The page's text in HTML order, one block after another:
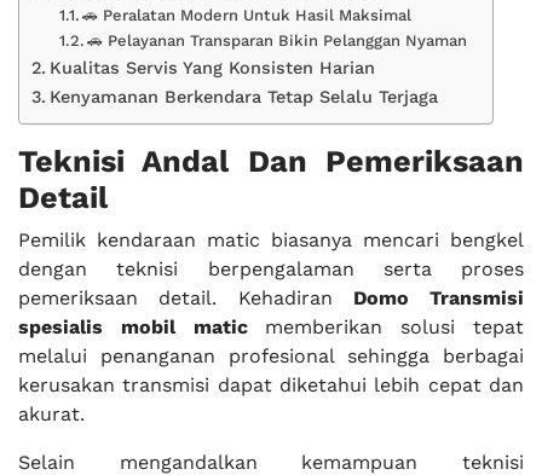
🚗 Peralatan Modern Untuk Hasil Maksimal
🚗 Pelayanan Transparan Bikin Pelanggan Nyaman
Kualitas Servis Yang Konsisten Harian
Kenyamanan Berkendara Tetap Selalu Terjaga
Teknisi Andal Dan Pemeriksaan
Detail
Pemilik kendaraan matic biasanya mencari bengkel
dengan teknisi berpengalaman serta proses
pemeriksaan detail. Kehadiran Domo Transmisi
spesialis mobil maticmemberikan solusi tepat
melalui penanganan profesional sehingga berbagai
kerusakan transmisi dapat diketahui lebih cepat dan
akurat.
Selain mengandalkan kemampuan teknisi